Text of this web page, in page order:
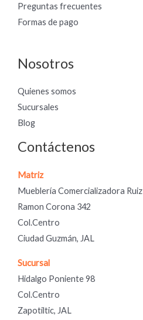
Preguntas frecuentes
Formas de pago
Nosotros
Quienes somos
Sucursales
Blog
Contáctenos
Matriz
Mueblería Comercializadora Ruiz
Ramon Corona 342
Col.Centro
Ciudad Guzmán, JAL
Sucursal
Hidalgo Poniente 98
Col.Centro
Zapotiltic, JAL